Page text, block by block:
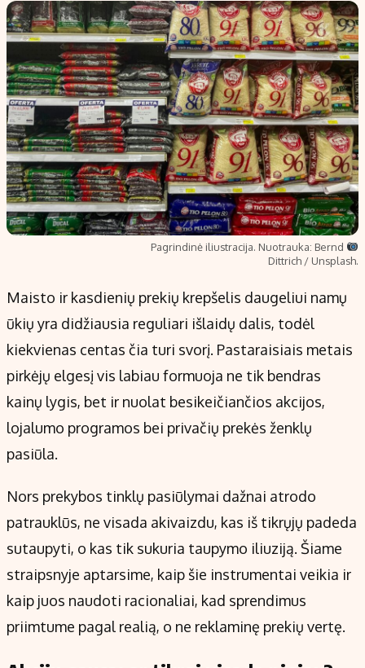
Pagrindinė iliustracija. Nuotrauka: Bernd
Dittrich / Unsplash.
Maisto ir kasdienių prekių krepšelis daugeliui namų
ūkių yra didžiausia reguliari išlaidų dalis, todėl
kiekvienas centas čia turi svorį. Pastaraisiais metais
pirkėjų elgesį vis labiau formuoja ne tik bendras
kainų lygis, bet ir nuolat besikeičiančios akcijos,
lojalumo programos bei privačių prekės ženklų
pasiūla.
Nors prekybos tinklų pasiūlymai dažnai atrodo
patrauklūs, ne visada akivaizdu, kas iš tikrųjų padeda
sutaupyti, o kas tik sukuria taupymo iliuziją. Šiame
straipsnyje aptarsime, kaip šie instrumentai veikia ir
kaip juos naudoti racionaliai, kad sprendimus
priimtume pagal realią, o ne reklaminę prekių vertę.